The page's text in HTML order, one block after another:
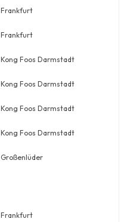
Frankfurt
Frankfurt
Kong Foos Darmstadt
Kong Foos Darmstadt
Kong Foos Darmstadt
Kong Foos Darmstadt
Großenlüder
Frankfurt